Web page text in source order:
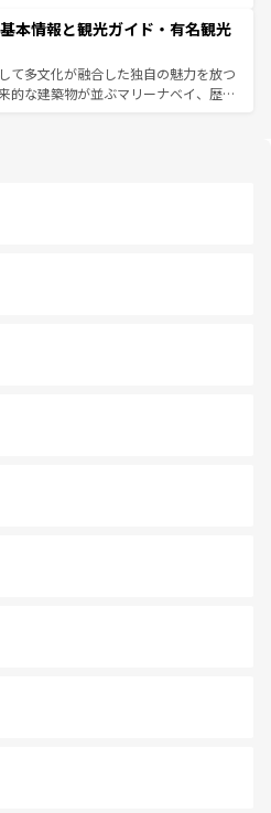
中温暖で、どの季節にも異なる楽しみ
みやすいタイの人々、仏教を中心とし
な観光資源が、訪れる旅人を魅了し続
着のタイ情報はコンテンツ一覧を参照して
感動するはず。観光スポットが密集し
どころを回れるのも魅力。息をのむよ
な体験まで、香港を存分に楽しみ尽く
着の香港情報はコンテンツ一覧を参照して
本情報と観光ガイド・有名観光
て多文化が融合した独自の魅力を放つ
的な建築物が並ぶマリーナベイ、歴史
元の風情を楽しめる外せないスポット